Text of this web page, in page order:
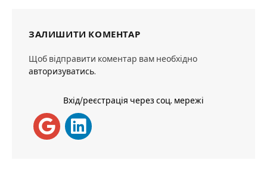
ЗАЛИШИТИ КОМЕНТАР
Щоб відправити коментар вам необхідно
авторизуватись.
Вхід/реєстрація через соц. мережі